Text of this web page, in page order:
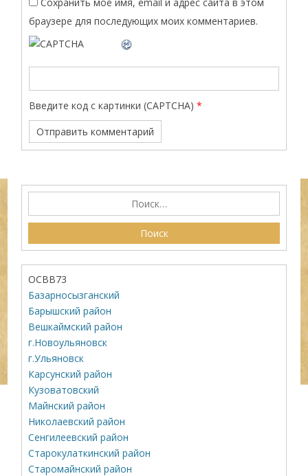
браузере для последующих моих комментариев.
Введите код с картинки (CAPTCHA) *
ОСВВ73
Базарносызганский
Барышский район
Вешкаймский район
г.Новоульяновск
г.Ульяновск
Карсунский район
Кузоватовский
Майнский район
Николаевский район
Сенгилеевский район
Старокулаткинский район
Старомайнский район